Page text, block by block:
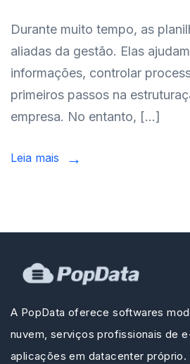
Durante muito tempo, as
aliadas da gestão. Elas
informações, controlar
primeiros passos na
empresa. No entanto, […]
Leia mais
A PopData oferece softwares
nuvem, serviços profissionais de
aplicações em datacenter próprio.